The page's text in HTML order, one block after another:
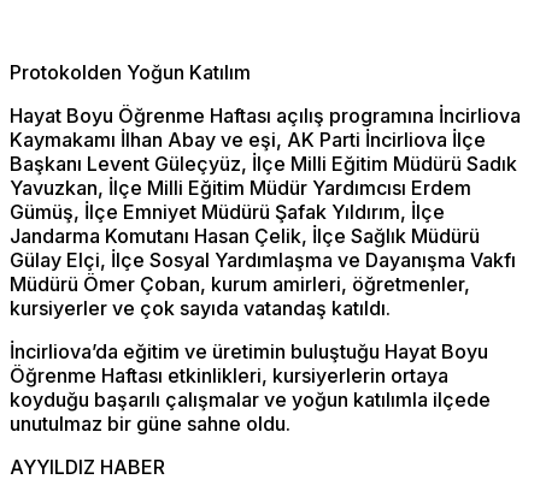
Protokolden Yoğun Katılım
Hayat Boyu Öğrenme Haftası açılış programına İncirliova
Kaymakamı İlhan Abay ve eşi, AK Parti İncirliova İlçe
Başkanı Levent Güleçyüz, İlçe Milli Eğitim Müdürü Sadık
Yavuzkan, İlçe Milli Eğitim Müdür Yardımcısı Erdem
Gümüş, İlçe Emniyet Müdürü Şafak Yıldırım, İlçe
Jandarma Komutanı Hasan Çelik, İlçe Sağlık Müdürü
Gülay Elçi, İlçe Sosyal Yardımlaşma ve Dayanışma Vakfı
Müdürü Ömer Çoban, kurum amirleri, öğretmenler,
kursiyerler ve çok sayıda vatandaş katıldı.
İncirliova’da eğitim ve üretimin buluştuğu Hayat Boyu
Öğrenme Haftası etkinlikleri, kursiyerlerin ortaya
koyduğu başarılı çalışmalar ve yoğun katılımla ilçede
unutulmaz bir güne sahne oldu.
AYYILDIZ HABER